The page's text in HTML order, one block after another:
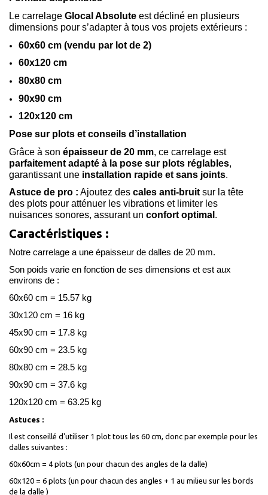
Le carrelage Glocal Absolute est décliné en plusieurs
dimensions pour s’adapter à tous vos projets extérieurs :
60x60 cm (vendu par lot de 2)
60x120 cm
80x80 cm
90x90 cm
120x120 cm
Pose sur plots et conseils d’installation
Grâce à son épaisseur de 20 mm, ce carrelage est
parfaitement adapté à la pose sur plots réglables,
garantissant une installation rapide et sans joints.
Astuce de pro : Ajoutez des cales anti-bruit sur la tête
des plots pour atténuer les vibrations et limiter les
nuisances sonores, assurant un confort optimal .
Caractéristiques :
Notre carrelage a une épaisseur de dalles de 20 mm.
Son poids varie en fonction de ses dimensions et est aux
environs de :
60x60 cm = 15.57 kg
30x120 cm = 16 kg
45x90 cm = 17.8 kg
60x90 cm = 23.5 kg
80x80 cm = 28.5 kg
90x90 cm = 37.6 kg
120x120 cm = 63.25 kg
Astuces :
Il est conseillé d'utiliser 1 plot tous les 60 cm, donc par exemple pour les
dalles suivantes :
60x60cm = 4 plots (un pour chacun des angles de la dalle)
60x120 = 6 plots (un pour chacun des angles + 1 au milieu sur les bords
de la dalle )